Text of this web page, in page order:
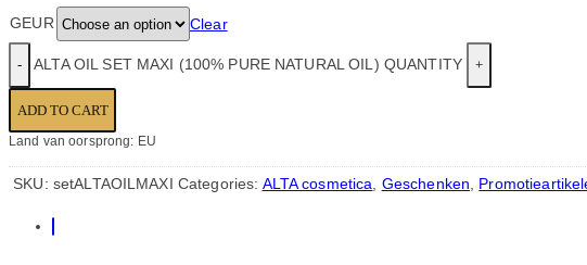
GEUR Clear
ALTA OIL SET MAXI (100% PURE NATURAL OIL) QUANTITY
ADD TO CART
Land van oorsprong: EU
SKU: setALTAOILMAXI Categories: ALTA cosmetica, Geschenken,